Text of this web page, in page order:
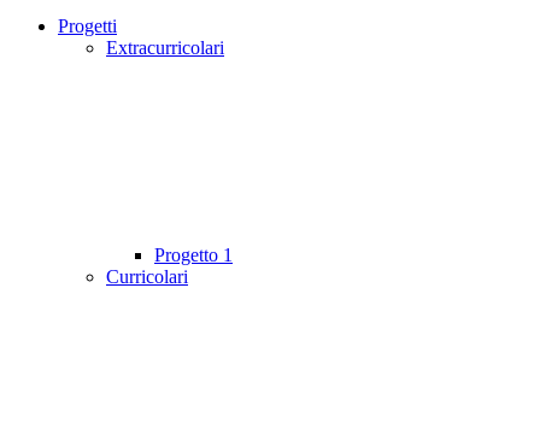
Progetti
Extracurricolari
Progetto 1
Curricolari